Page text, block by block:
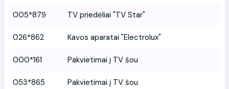
005*879 TV priedėliai "TV Star"
026*862 Kavos aparatai "Electrolux"
000*161 Pakvietimai į TV šou
053*865 Pakvietimai į TV šou